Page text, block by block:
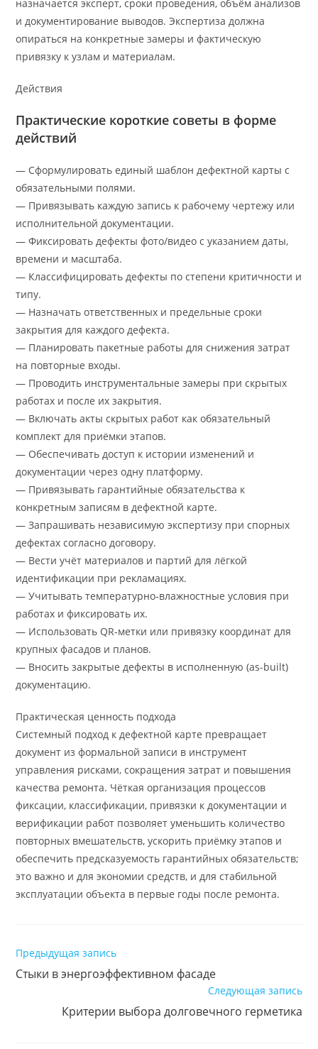
назначается эксперт, сроки проведения, объём анализов
и документирование выводов. Экспертиза должна
опираться на конкретные замеры и фактическую
привязку к узлам и материалам.
Действия
Практические короткие советы в форме
действий
— Сформулировать единый шаблон дефектной карты с
обязательными полями.
— Привязывать каждую запись к рабочему чертежу или
исполнительной документации.
— Фиксировать дефекты фото/видео с указанием даты,
времени и масштаба.
— Классифицировать дефекты по степени критичности и
типу.
— Назначать ответственных и предельные сроки
закрытия для каждого дефекта.
— Планировать пакетные работы для снижения затрат
на повторные входы.
— Проводить инструментальные замеры при скрытых
работах и после их закрытия.
— Включать акты скрытых работ как обязательный
комплект для приёмки этапов.
— Обеспечивать доступ к истории изменений и
документации через одну платформу.
— Привязывать гарантийные обязательства к
конкретным записям в дефектной карте.
— Запрашивать независимую экспертизу при спорных
дефектах согласно договору.
— Вести учёт материалов и партий для лёгкой
идентификации при рекламациях.
— Учитывать температурно‑влажностные условия при
работах и фиксировать их.
— Использовать QR‑метки или привязку координат для
крупных фасадов и планов.
— Вносить закрытые дефекты в исполненную (as-built)
документацию.
Практическая ценность подхода
Системный подход к дефектной карте превращает
документ из формальной записи в инструмент
управления рисками, сокращения затрат и повышения
качества ремонта. Чёткая организация процессов
фиксации, классификации, привязки к документации и
верификации работ позволяет уменьшить количество
повторных вмешательств, ускорить приёмку этапов и
обеспечить предсказуемость гарантийных обязательств;
это важно и для экономии средств, и для стабильной
эксплуатации объекта в первые годы после ремонта.
Читать
статьи
Предыдущая запись
Стыки в энергоэффективном фасаде
Следующая запись
Критерии выбора долговечного герметика